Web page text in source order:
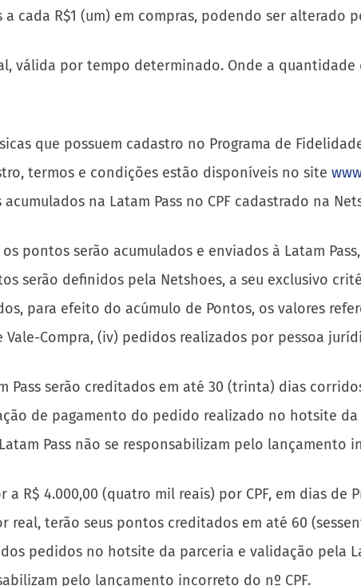
a cada R$1 (um) em compras, podendo ser alterado
válida por tempo determinado. Onde a
que possuem cadastro no Programa de
termos e condições estão disponíveis no site
na Latam Pass no CPF cadastrado na
pontos serão acumulados e enviados à Latam
serão definidos pela Netshoes, a seu exclusivo
para efeito do acúmulo de Pontos, os valores
Vale-Compra, (iv) pedidos realizados por pessoa
Pass serão creditados em até 30 (trinta) dias
de pagamento do pedido realizado no hotsite da
Pass não se responsabilizam pelo lançamento
R$ 4.000,00 (quatro mil reais) por CPF, em dias de
real, terão seus pontos creditados em até 60
pedidos no hotsite da parceria e validação pela
pelo lançamento incorreto do nº CPF.